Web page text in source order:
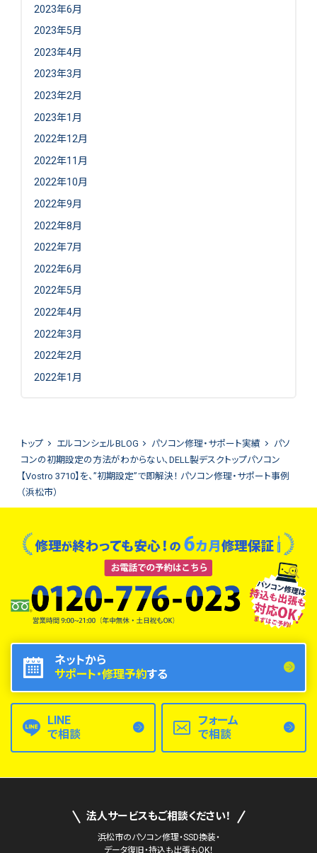
2023年6月
2023年5月
2023年4月
2023年3月
2023年2月
2023年1月
2022年12月
2022年11月
2022年10月
2022年9月
2022年8月
2022年7月
2022年6月
2022年5月
2022年4月
2022年3月
2022年2月
2022年1月
トップ エルコンシェルBLOG パソコン修理・サポート実績
パソ
コンの初期設定の方法がわからない、DELL製デスクトップパソコン
【Vostro 3710】を、”初期設定”で即解決！ パソコン修理・サポート事例
（浜松市）
ネットから
サポート・修理予約する
LINE
で相談
フォーム
で相談
法人サービスもご相談ください！
浜松市のパソコン修理・SSD換装・
データ復旧・持込も出張もOK！